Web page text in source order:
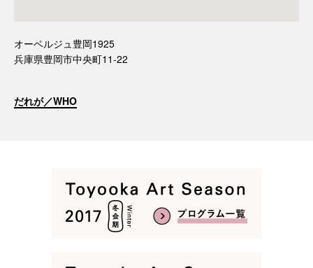
オーベルジュ豊岡1925
兵庫県豊岡市中央町11-22
だれが／WHO